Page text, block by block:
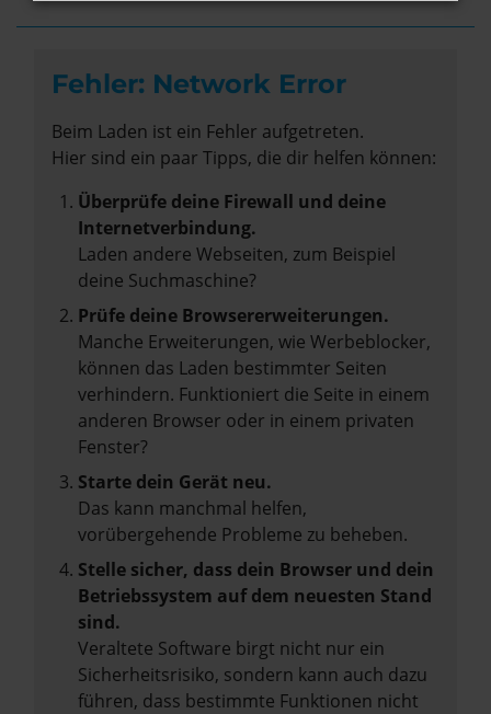
Fehler: Network Error
Beim Laden ist ein Fehler aufgetreten.
Hier sind ein paar Tipps, die dir helfen können:
Überprüfe deine Firewall und deine
Internetverbindung.
Laden andere Webseiten, zum Beispiel
deine Suchmaschine?
Prüfe deine Browsererweiterungen.
Manche Erweiterungen, wie Werbeblocker,
können das Laden bestimmter Seiten
verhindern. Funktioniert die Seite in einem
anderen Browser oder in einem privaten
Fenster?
Starte dein Gerät neu.
Das kann manchmal helfen,
vorübergehende Probleme zu beheben.
Stelle sicher, dass dein Browser und dein
Betriebssystem auf dem neuesten Stand
sind.
Veraltete Software birgt nicht nur ein
Sicherheitsrisiko, sondern kann auch dazu
führen, dass bestimmte Funktionen nicht